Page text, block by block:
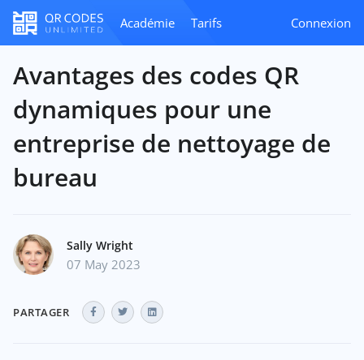
Académie Tarifs Connexion
Avantages des codes QR
dynamiques pour une
entreprise de nettoyage de
bureau
Sally Wright
07 May 2023
PARTAGER